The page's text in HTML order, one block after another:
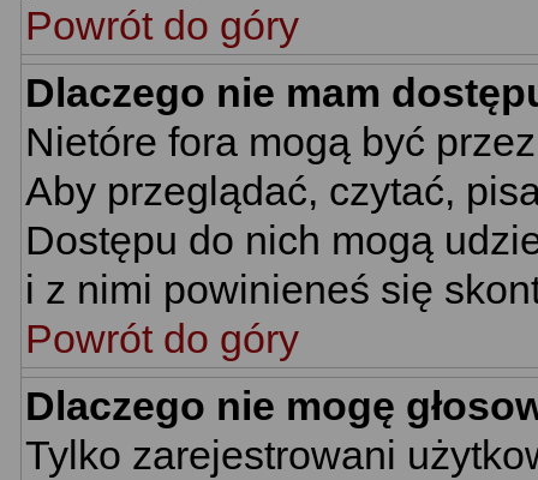
Powrót do góry
Dlaczego nie mam
Nietóre fora mogą być
Aby przeglądać, czytać,
Dostępu do nich mogą
i z nimi powinieneś się
Powrót do góry
Dlaczego nie mogę
Tylko zarejestrowani